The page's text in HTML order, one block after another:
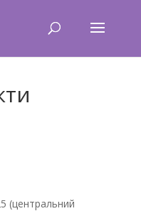
(центральний